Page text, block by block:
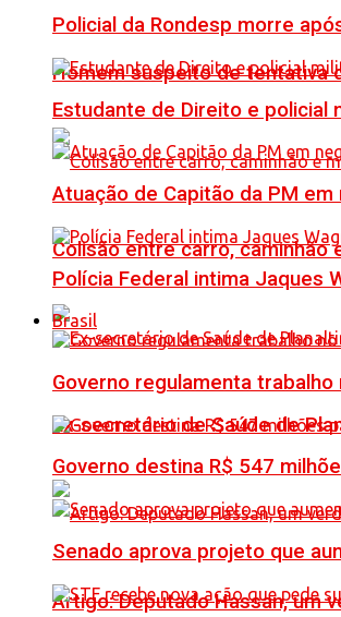
Homem suspeito de tentativa
Colisão entre carro,
Ex-secretário de Saúde de
Artigo: Deputado Hassan, um
Policial da Rondesp morre
Estudante de Direito e policial
Atuação de Capitão da PM
Polícia Federal intima Jaques
Brasil
Governo regulamenta
Governo destina R$ 547
Senado aprova projeto que